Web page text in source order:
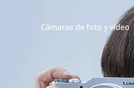
Cámaras de foto y vídeo